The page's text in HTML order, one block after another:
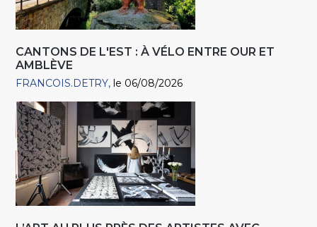
CANTONS DE L'EST : À VÉLO ENTRE OUR ET
AMBLÈVE
FRANCOIS.DETRY le 06/08/2026